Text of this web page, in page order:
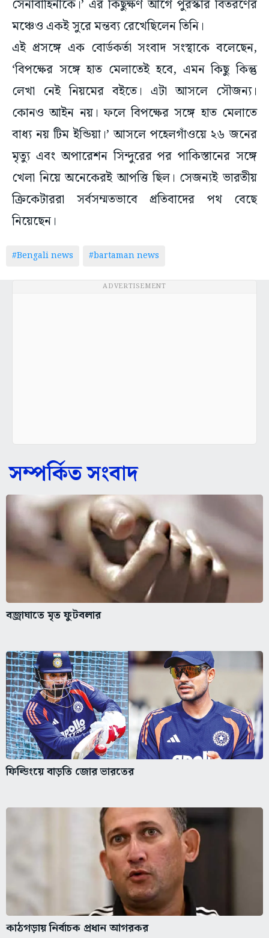
সেনাবাহিনীকে।’ এর কিছুক্ষণ আগে পুরস্কার বিতরণের
মঞ্চেও একই সুরে মন্তব্য রেখেছিলেন তিনি।
এই প্রসঙ্গে এক বোর্ডকর্তা সংবাদ সংস্থাকে বলেছেন,
‘বিপক্ষের সঙ্গে হাত মেলাতেই হবে, এমন কিছু কিন্তু
লেখা নেই নিয়মের বইতে। এটা আসলে সৌজন্য।
কোনও আইন নয়। ফলে বিপক্ষের সঙ্গে হাত মেলাতে
বাধ্য নয় টিম ইন্ডিয়া।’ আসলে পহেলগাঁওয়ে ২৬ জনের
মৃত্যু এবং অপারেশন সিন্দুরের পর পাকিস্তানের সঙ্গে
খেলা নিয়ে অনেকেরই আপত্তি ছিল। সেজন্যই ভারতীয়
ক্রিকেটাররা সর্বসম্মতভাবে প্রতিবাদের পথ বেছে
নিয়েছেন।
#Bengali news #bartaman news
ADVERTISEMENT
সম্পর্কিত সংবাদ
বজ্রাঘাতে মৃত ফুটবলার
ফিল্ডিংয়ে বাড়তি জোর ভারতের
কাঠগড়ায় নির্বাচক প্রধান আগরকর